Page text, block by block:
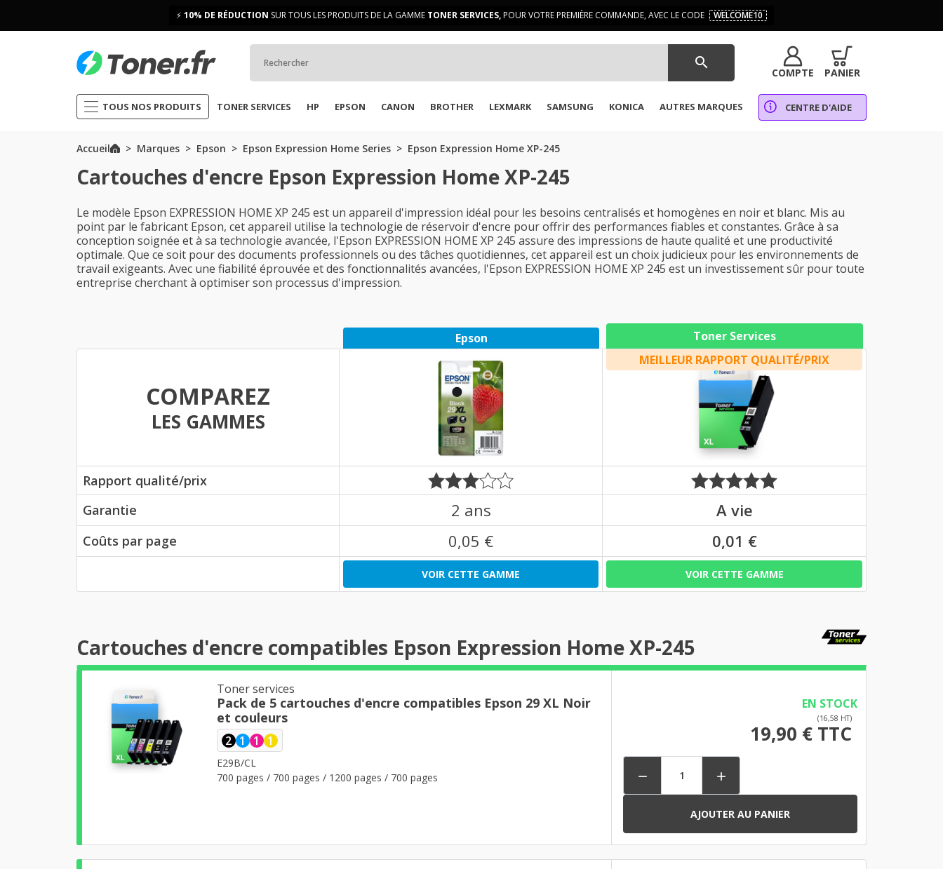
⚡ 10% DE RÉDUCTION SUR TOUS LES PRODUITS DE LA GAMME TONER SERVICES,POUR VOTRE PREMIÈRE COMMANDE, AVEC LE CODE WELCOME10
search
COMPTE PANIER
TOUS NOS PRODUITS TONER SERVICES HP EPSON CANON BROTHER LEXMARK SAMSUNG KONICA AUTRES MARQUES CENTRE D'AIDE
Accueil Marques Epson Epson Expression Home Series Epson Expression Home XP-245
Cartouches d'encre Epson Expression Home XP-245
Le modèle Epson EXPRESSION HOME XP 245 est un appareil d'impression idéal pour les besoins centralisés et homogènes en noir et blanc. Mis au
point par le fabricant Epson, cet appareil utilise la technologie de réservoir d'encre pour offrir des performances fiables et constantes. Grâce à sa
conception soignée et à sa technologie avancée, l'Epson EXPRESSION HOME XP 245 assure des impressions de haute qualité et une productivité
optimale. Que ce soit pour des documents professionnels ou des tâches quotidiennes, cet appareil est un choix judicieux pour les environnements de
travail exigeants. Avec une fiabilité éprouvée et des fonctionnalités avancées, l'Epson EXPRESSION HOME XP 245 est un investissement sûr pour toute
entreprise cherchant à optimiser son processus d'impression.
Epson Toner Services
COMPAREZ
LES GAMMES
MEILLEUR RAPPORT QUALITÉ/PRIX
Rapport qualité/prix
Garantie
2 ans A vie
Coûts par page 0,05 € 0,01 €
VOIR CETTE GAMME VOIR CETTE GAMME
Cartouches d'encre compatibles Epson Expression Home XP-245
Toner services
Pack de 5 cartouches d'encre compatibles Epson 29 XL Noir
et couleurs
2 1 1 1
E29B/CL
700 pages / 700 pages / 1200 pages / 700 pages
EN STOCK
(16,58 HT)
19,90 € TTC
 
AJOUTER AU PANIER